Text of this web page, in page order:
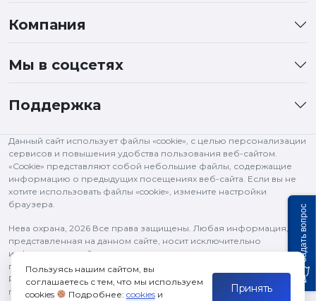
Компания
Мы в соцсетях
Поддержка
Данный сайт использует файлы «cookie», с целью персонализации
сервисов и повышения удобства пользования веб-сайтом.
«Cookie» представляют собой небольшие файлы, содержащие
информацию о предыдущих посещениях веб-сайта. Если вы не
хотите использовать файлы «cookie», измените настройки
браузера.
Нева охрана, 2026 Все права защищены. Любая информация,
представленная на данном сайте, носит исключительно
информационный характер и ни при каких условиях не является
публичной офертой, определяемой положениями статьи 437 ГК
РФ. Все права на изображения и тексты принадлежат их
правообладателям и используются в рамках цитирования.
Пользуясь нашим сайтом, вы
соглашаетесь с тем, что мы используем
cookies
Подробнее: cookiesи Принять
Задать вопрос